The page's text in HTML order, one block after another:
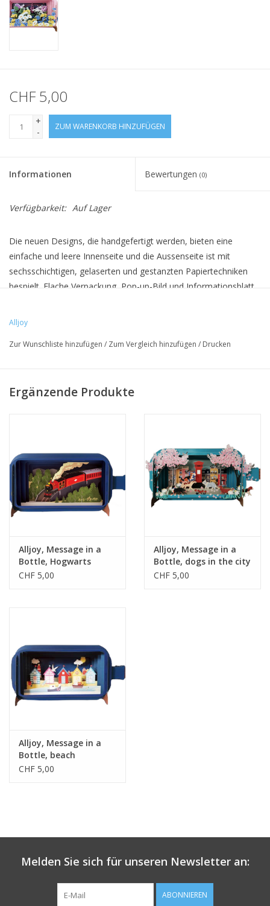
CHF 5,00
+
-
ZUM WARENKORB HINZUFÜGEN
Informationen Bewertungen (0)
Verfügbarkeit: Auf Lager
Die neuen Designs, die handgefertigt werden, bieten eine
einfache und leere Innenseite und die Aussenseite ist mit
sechsschichtigen, gelaserten und gestanzten Papiertechniken
bespielt. Flache Verpackung, Pop-up-Bild und Informationsblatt
• 3D Optik
• Hergestellt in Irland
Alljoy
Zur Wunschliste hinzufügen / Zum Vergleich hinzufügen / Drucken
Ergänzende Produkte
Alljoy, Message in a
Bottle, Hogwarts
Express
CHF 5,00
Alljoy, Message in a
Bottle, dogs in the city
CHF 5,00
Alljoy, Message in a
Bottle, beach
CHF 5,00
Melden Sie sich für unseren Newsletter an:
ABONNIEREN